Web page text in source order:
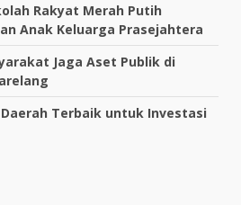
Rakyat Merah Putih
Anak Keluarga Prasejahtera
Jaga Aset Publik di
Terbaik untuk Investasi